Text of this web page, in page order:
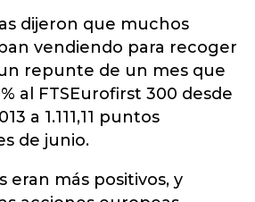
dijeron que muchos
vendiendo para recoger
repunte de un mes que
al FTSEurofirst 300 desde
a 1.111,11 puntos
de junio.
eran más positivos, y